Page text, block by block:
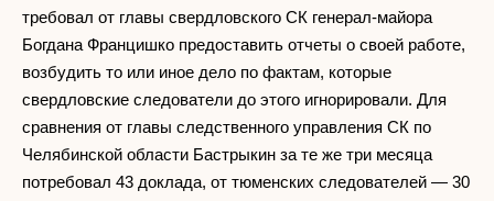
требовал от главы свердловского СК генерал-майора
Богдана Францишко предоставить отчеты о своей работе,
возбудить то или иное дело по фактам, которые
свердловские следователи до этого игнорировали. Для
сравнения от главы следственного управления СК по
Челябинской области Бастрыкин за те же три месяца
потребовал 43 доклада, от тюменских следователей — 30